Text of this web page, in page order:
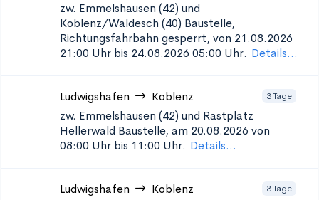
zw. Emmelshausen (42) und
Koblenz/Waldesch (40) Baustelle,
Richtungsfahrbahn gesperrt, von 21.08.2026
21:00 Uhr bis 24.08.2026 05:00 Uhr. Details...
Ludwigshafen Koblenz 3 Tage
zw. Emmelshausen (42) und Rastplatz
Hellerwald Baustelle, am 20.08.2026 von
08:00 Uhr bis 11:00 Uhr. Details...
Ludwigshafen Koblenz 3 Tage